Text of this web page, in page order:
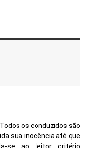
os conduzidos são
sua inocência até que
se ao leitor critério